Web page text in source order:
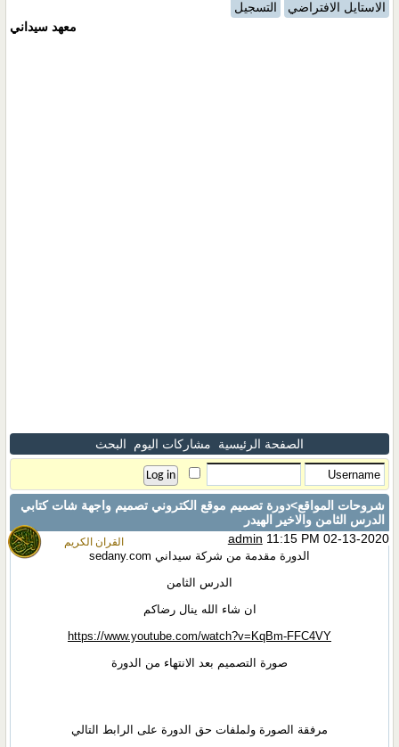
القران الكريم
الاستايل الافتراضي
التسجيل
معهد سيداني
الصفحة الرئيسية مشاركات اليوم البحث
شروحات المواقع>دورة تصميم موقع الكتروني تصميم واجهة شات كتابي
الدرس الثامن والاخير الهيدر
admin 11:15 PM 02-13-2020
الدورة مقدمة من شركة سيداني sedany.com
الدرس الثامن
ان شاء الله ينال رضاكم
https://www.youtube.com/watch?v=KqBm-FFC4VY
صورة التصميم بعد الانتهاء من الدورة
مرفقة الصورة ولملفات حق الدورة على الرابط التالي